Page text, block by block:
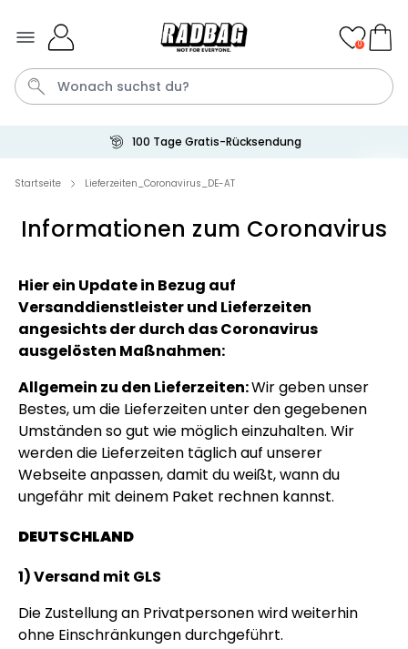
Personalisierbar
34,99 €
Personalisierbar
Personalisierbares Retro-
über 2.400
34,99 €
Personalisierbar
Personalisierbares Aperol
Spritz Glas mit Name
über 19.400
mal gekauft
16,99 €
Personalisierbar
Maritim mit Text
mal gekauft
Personalisierbar
0
100 Tage Gratis-Rücksendung
Startseite Lieferzeiten_Coronavirus_DE-AT
Informationen zum Coronavirus
Hier ein Update in Bezug auf
Versanddienstleister und Lieferzeiten
angesichts der durch das Coronavirus
ausgelösten Maßnahmen:
Allgemein zu den Lieferzeiten:Wir geben unser
Bestes, um die Lieferzeiten unter den gegebenen
Umständen so gut wie möglich einzuhalten. Wir
werden die Lieferzeiten täglich auf unserer
Webseite anpassen, damit du weißt, wann du
ungefähr mit deinem Paket rechnen kannst.
DEUTSCHLAND
1) Versand mit GLS
Die Zustellung an Privatpersonen wird weiterhin
ohne Einschränkungen durchgeführt.